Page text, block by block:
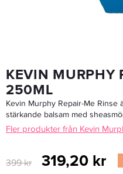
KEVIN MURPHY
250ML
Kevin Murphy Repair-Me
stärkande balsam med
Fler produkter från Kevin
399 kr 319,20 kr